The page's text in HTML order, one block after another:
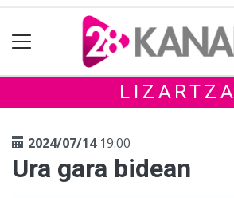
LIZARTZA
2024/07/1419:00
Ura gara bidean